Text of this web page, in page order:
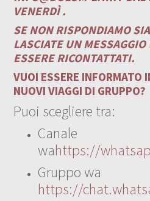
VENERDÌ .
SE NON RISPONDIAMO
LASCIATE UN MESSAGGIO
ESSERE RICONTATTATI.
VUOI ESSERE INFORMATO
NUOVI VIAGGI DI GRUPPO?
Puoi scegliere tra:
Canale
wahttps://
Gruppo wa
https://